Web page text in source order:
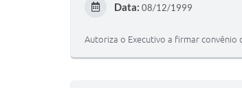
Data: 08/12/1999
Autoriza o Executivo a firmar convênio